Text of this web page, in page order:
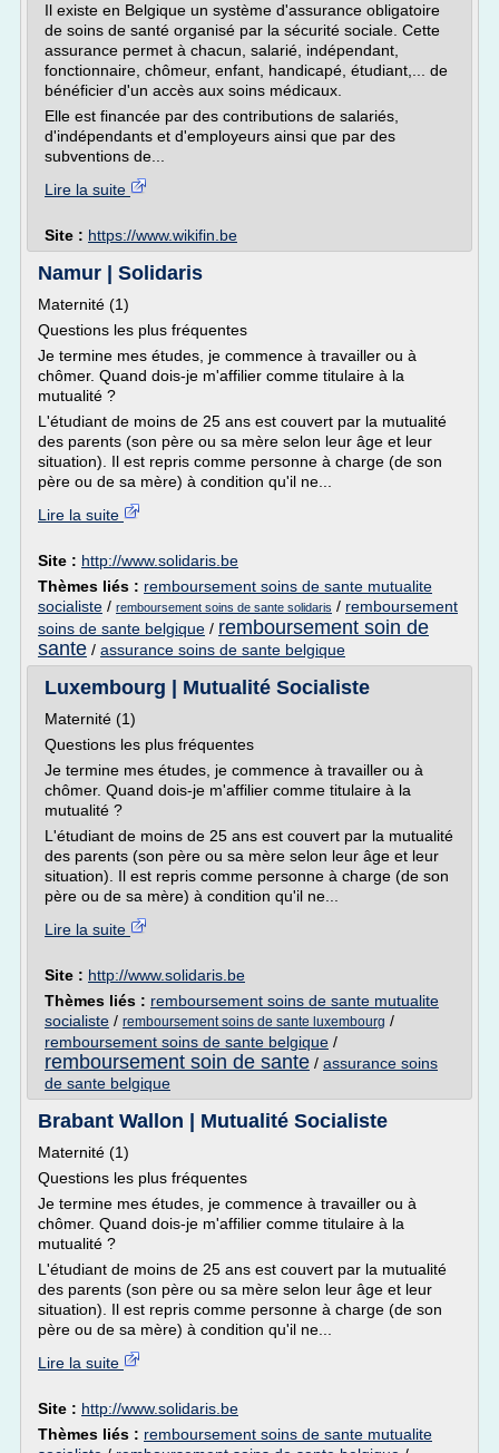
Il existe en Belgique un système d'assurance obligatoire
de soins de santé organisé par la sécurité sociale. Cette
assurance permet à chacun, salarié, indépendant,
fonctionnaire, chômeur, enfant, handicapé, étudiant,... de
bénéficier d'un accès aux soins médicaux.
Elle est financée par des contributions de salariés,
d'indépendants et d'employeurs ainsi que par des
subventions de...
Lire la suite
Site : https://www.wikifin.be
Namur | Solidaris
Maternité (1)
Questions les plus fréquentes
Je termine mes études, je commence à travailler ou à
chômer. Quand dois-je m'affilier comme titulaire à la
mutualité ?
L'étudiant de moins de 25 ans est couvert par la mutualité
des parents (son père ou sa mère selon leur âge et leur
situation). Il est repris comme personne à charge (de son
père ou de sa mère) à condition qu'il ne...
Lire la suite
Site : http://www.solidaris.be
Thèmes liés : remboursement soins de sante mutualite
socialiste / remboursement soins de sante solidaris / remboursement
soins de sante belgique / remboursement soin de
sante / assurance soins de sante belgique
Luxembourg | Mutualité Socialiste
Maternité (1)
Questions les plus fréquentes
Je termine mes études, je commence à travailler ou à
chômer. Quand dois-je m'affilier comme titulaire à la
mutualité ?
L'étudiant de moins de 25 ans est couvert par la mutualité
des parents (son père ou sa mère selon leur âge et leur
situation). Il est repris comme personne à charge (de son
père ou de sa mère) à condition qu'il ne...
Lire la suite
Site : http://www.solidaris.be
Thèmes liés : remboursement soins de sante mutualite
socialiste / remboursement soins de sante luxembourg /
remboursement soins de sante belgique /
remboursement soin de sante / assurance soins
de sante belgique
Brabant Wallon | Mutualité Socialiste
Maternité (1)
Questions les plus fréquentes
Je termine mes études, je commence à travailler ou à
chômer. Quand dois-je m'affilier comme titulaire à la
mutualité ?
L'étudiant de moins de 25 ans est couvert par la mutualité
des parents (son père ou sa mère selon leur âge et leur
situation). Il est repris comme personne à charge (de son
père ou de sa mère) à condition qu'il ne...
Lire la suite
Site : http://www.solidaris.be
Thèmes liés : remboursement soins de sante mutualite